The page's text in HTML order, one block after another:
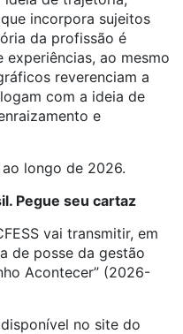
incorpora sujeitos
da profissão é
ao mesmo
reverenciam a
com a ideia de
e
longo de 2026.
Pegue seu cartaz
vai transmitir, em
de posse da gestão
Acontecer” (2026-
no site do